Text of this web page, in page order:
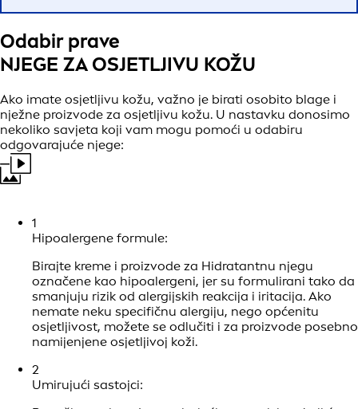
Odabir prave
NJEGE ZA OSJETLJIVU KOŽU
Ako imate osjetljivu kožu, važno je birati osobito blage i
nježne proizvode za osjetljivu kožu. U nastavku donosimo
nekoliko savjeta koji vam mogu pomoći u odabiru
odgovarajuće njege: